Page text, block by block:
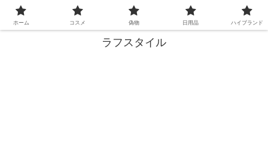
失敗しない買い物、ここで解決！
ラフスタイル
ホーム コスメ 偽物 日用品 ハイブランド